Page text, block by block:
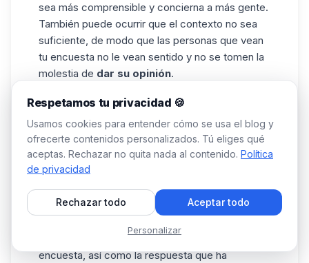
sea más comprensible y concierna a más gente.
También puede ocurrir que el contexto no sea
suficiente, de modo que las personas que vean
tu encuesta no le vean sentido y no se tomen la
molestia de dar su opinión.
votantes?
Los votos de cada persona sólo son visibles
para elcreador de la encuesta. Por lo tanto, si
respondes a una encuesta, su
ver tu voto, pero estará oculto para los demás
votantes. 🫣
de cada persona que ha respondido a tu
encuesta, así como la respuesta que ha
Respetamos tu privacidad 🍪
Usamos cookies para entender cómo se usa el blog y
ofrecerte contenidos personalizados. Tú eliges qué
aceptas. Rechazar no quita nada al contenido. Política
de privacidad
Rechazar todo Aceptar todo
Personalizar